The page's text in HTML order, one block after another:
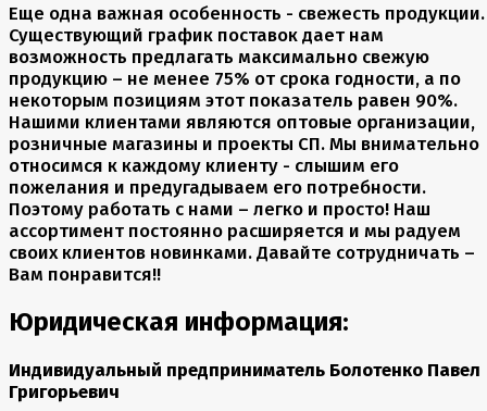
Еще одна важная особенность - свежесть продукции.
Существующий график поставок дает нам
возможность предлагать максимально свежую
продукцию – не менее 75% от срока годности, а по
некоторым позициям этот показатель равен 90%.
Нашими клиентами являются оптовые организации,
розничные магазины и проекты СП. Мы внимательно
относимся к каждому клиенту - слышим его
пожелания и предугадываем его потребности.
Поэтому работать с нами – легко и просто! Наш
ассортимент постоянно расширяется и мы радуем
своих клиентов новинками. Давайте сотрудничать –
Вам понравится!!
Юридическая информация:
Индивидуальный предприниматель Болотенко Павел
Григорьевич